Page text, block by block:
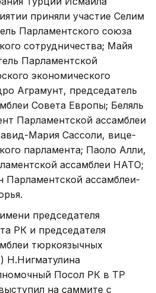
приняли участие Селим
Парламентского союза
сотрудничества; Майя
Парламентской
экономического
Аграмунт, председатель
Совета Европы; Беляль
Парламентской ассамблеи
Мария Сассоли, вице-
парламента; Паоло Алли,
ассамблеи НАТО;
Парламентской ассамблеи-
председателя
РК и председателя
тюркоязычных
Н.Нигматулина
Посол РК в ТР
на саммите с